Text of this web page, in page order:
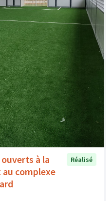
à la
complexe
Réalisé